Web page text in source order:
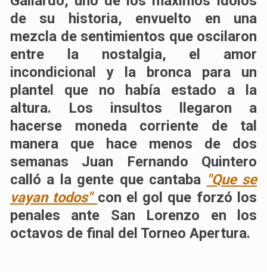
de su historia, envuelto en una
mezcla de sentimientos que oscilaron
entre la nostalgia, el amor
incondicional y la bronca para un
plantel que no había estado a la
altura. Los insultos llegaron a
hacerse moneda corriente de tal
manera que hace menos de dos
semanas
Juan Fernando Quintero
calló a la gente que cantaba "Que se
vayan todos" con el gol que forzó los
penales ante San Lorenzo en los
octavos de final del Torneo Apertura.